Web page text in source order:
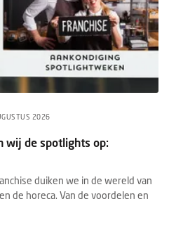
2026
wij de spotlights op:
duiken we in de wereld van
de horeca. Van de voordelen en